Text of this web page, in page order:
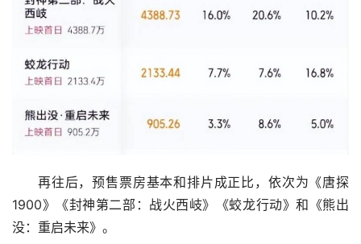
再往后，预售票房基本和排片成正比，依次为《唐探
1900》《封神第二部：战火西岐》《蛟龙行动》和《熊出
没：重启未来》。